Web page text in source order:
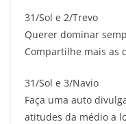
31/Sol e 2/Trevo
Querer dominar
Compartilhe mais as
31/Sol e 3/Navio
Faça uma auto
atitudes da médio a